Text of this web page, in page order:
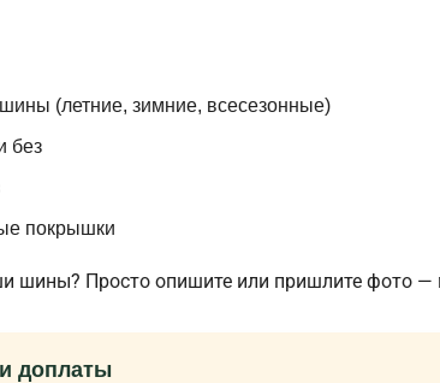
(летние, зимние, всесезонные)
без
покрышки
шины? Просто опишите или пришлите фото —
доплаты